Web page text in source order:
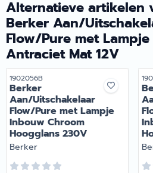
voor 12V systemen. |
Artikelnummer 1902056B
Alternatieve artikelen
Berker Aan/
Flow/Pure met
Antraciet Mat 12V
Artikelnummer
1902056B
Berker
Aan/Uitschakelaar
Flow/Pure met Lampje
Inbouw Chroom
Hoogglans 230V
Merk:
Berker